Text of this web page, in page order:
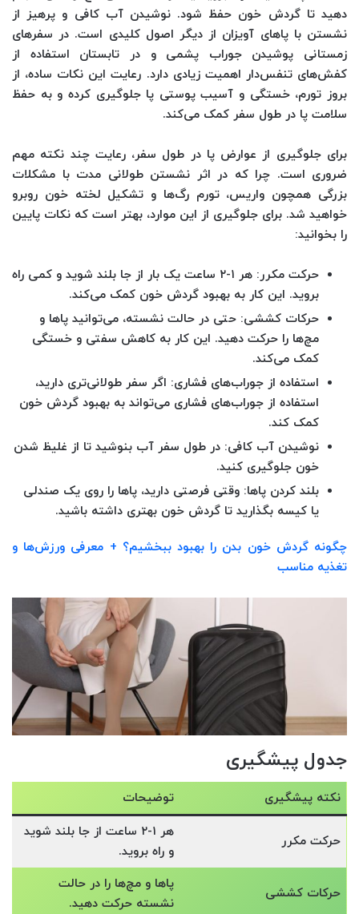
دهید تا گردش خون حفظ شود. نوشیدن آب کافی و پرهیز از
نشستن با پاهای آویزان از دیگر اصول کلیدی است. در سفرهای
زمستانی پوشیدن جوراب پشمی و در تابستان استفاده از
کفش‌های تنفس‌دار اهمیت زیادی دارد. رعایت این نکات ساده، از
بروز تورم، خستگی و آسیب پوستی پا جلوگیری کرده و به حفظ
سلامت پا در طول سفر کمک می‌کند.
برای جلوگیری از عوارض پا در طول سفر، رعایت چند نکته مهم
ضروری است. چرا که در اثر نشستن طولانی مدت با مشکلات
بزرگی همچون واریس، تورم رگ‌ها و تشکیل لخته خون روبرو
خواهید شد. برای جلوگیری از این موارد، بهتر است که نکات پایین
را بخوانید:
حرکت مکرر
: هر ۱-۲ ساعت یک بار از جا بلند شوید و کمی راه
بروید. این کار به بهبود گردش خون کمک می‌کند.
حرکات کششی: حتی در حالت نشسته، می‌توانید پاها و
مچ‌ها را حرکت دهید. این کار به کاهش سفتی و خستگی
کمک می‌کند.
استفاده از جوراب‌های فشاری: اگر سفر طولانی‌تری دارید،
استفاده از جوراب‌های فشاری می‌تواند به بهبود گردش خون
کمک کند.
نوشیدن آب کافی: در طول سفر آب بنوشید تا از غلیظ شدن
خون جلوگیری کنید.
بلند کردن پاها: وقتی فرصتی دارید، پاها را روی یک صندلی
یا کیسه بگذارید تا گردش خون بهتری داشته باشید.
چگونه گردش خون بدن را بهبود ببخشیم؟ + معرفی ورزش‌ها و
تغذیه مناسب
جدول پیشگیری
نکته پیشگیری توضیحات
حرکت مکرر
هر ۱-۲ ساعت از جا بلند شوید
و راه بروید.
حرکات کششی
پاها و مچ‌ها را در حالت
نشسته حرکت دهید.